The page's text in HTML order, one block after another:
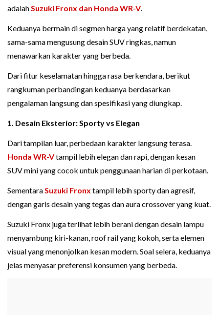
adalahSuzuki Fronx dan Honda WR-V.
Keduanya bermain di segmen harga yang relatif berdekatan,
sama-sama mengusung desain SUV ringkas, namun
menawarkan karakter yang berbeda.
Dari fitur keselamatan hingga rasa berkendara, berikut
rangkuman perbandingan keduanya berdasarkan
pengalaman langsung dan spesifikasi yang diungkap.
1. Desain Eksterior: Sporty vs Elegan
Dari tampilan luar, perbedaan karakter langsung terasa.
Honda WR-Vtampil lebih elegan dan rapi, dengan kesan
SUV mini yang cocok untuk penggunaan harian di perkotaan.
SementaraSuzuki Fronx tampil lebih sporty dan agresif,
dengan garis desain yang tegas dan aura crossover yang kuat.
Suzuki Fronx juga terlihat lebih berani dengan desain lampu
menyambung kiri-kanan, roof rail yang kokoh, serta elemen
visual yang menonjolkan kesan modern. Soal selera, keduanya
jelas menyasar preferensi konsumen yang berbeda.